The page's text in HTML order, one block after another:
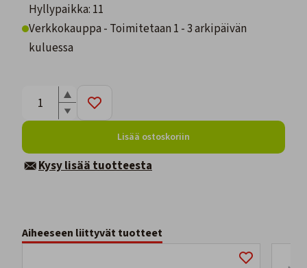
Hyllypaikka: 11
Verkkokauppa - Toimitetaan 1 - 3 arkipäivän
kuluessa
Lisää ostoskoriin
Kysy lisää tuotteesta
Aiheeseen liittyvät tuotteet